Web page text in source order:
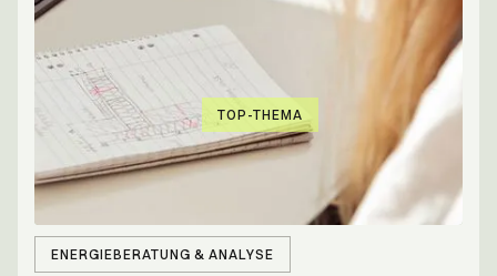
TOP-THEMA
ENERGIEBERATUNG & ANALYSE